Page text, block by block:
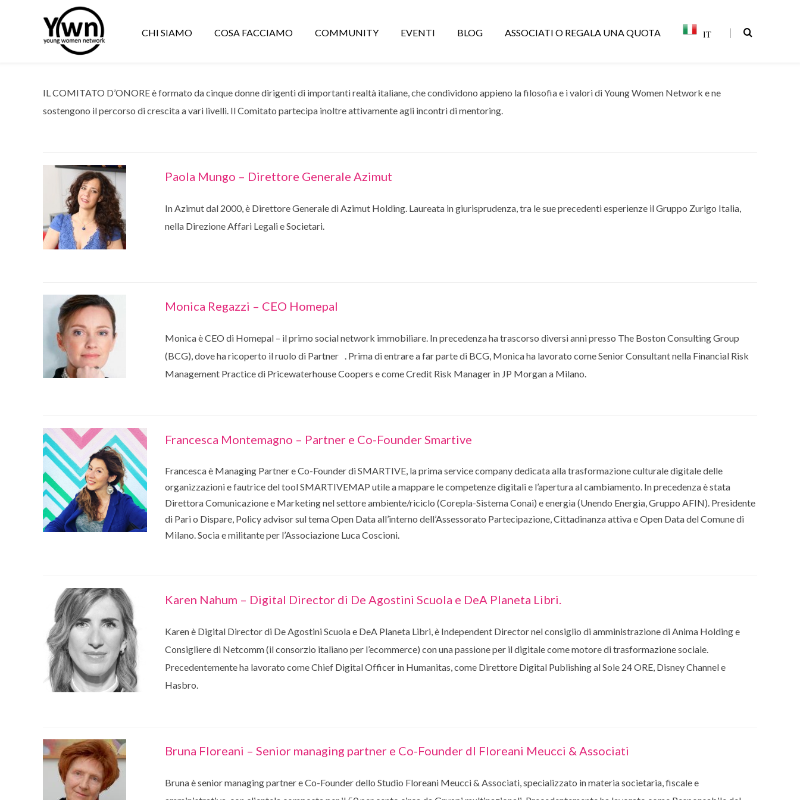
CHI SIAMO COSA FACCIAMO COMMUNITY EVENTI BLOG ASSOCIATI O REGALA UNA QUOTA IT |
IL COMITATO D’ONORE è formato da cinque donne dirigenti di importanti realtà italiane, che condividono appieno la filosofia e i valori di Young Women Network e ne
sostengono il percorso di crescita a vari livelli. Il Comitato partecipa inoltre attivamente agli incontri di mentoring.
Paola Mungo – Direttore Generale Azimut
In Azimut dal 2000, è Direttore Generale di Azimut Holding. Laureata in giurisprudenza, tra le sue precedenti esperienze il Gruppo Zurigo Italia,
nella Direzione Affari Legali e Societari.
Monica Regazzi – CEO Homepal
Monica è CEO di Homepal – il primo social network immobiliare. In precedenza ha trascorso diversi anni presso The Boston Consulting Group
(BCG), dove ha ricoperto il ruolo di Partner . Prima di entrare a far parte di BCG, Monica ha lavorato come Senior Consultant nella Financial Risk
Management Practice di Pricewaterhouse Coopers e come Credit Risk Manager in JP Morgan a Milano.
Francesca Montemagno – Partner e Co-Founder Smartive
Francesca è Managing Partner e Co-Founder di SMARTIVE, la prima service company dedicata alla trasformazione culturale digitale delle
organizzazioni e fautrice del tool SMARTIVEMAP utile a mappare le competenze digitali e l’apertura al cambiamento. In precedenza è stata
Direttora Comunicazione e Marketing nel settore ambiente/riciclo (Corepla-Sistema Conai) e energia (Unendo Energia, Gruppo AFIN). Presidente
di Pari o Dispare, Policy advisor sul tema Open Data all’interno dell’Assessorato Partecipazione, Cittadinanza attiva e Open Data del Comune di
Milano. Socia e militante per l’Associazione Luca Coscioni.
Karen Nahum – Digital Director di De Agostini Scuola e DeA Planeta Libri.
Karen è Digital Director di De Agostini Scuola e DeA Planeta Libri, è Independent Director nel consiglio di amministrazione di Anima Holding e
Consigliere di Netcomm (il consorzio italiano per l’ecommerce) con una passione per il digitale come motore di trasformazione sociale.
Precedentemente ha lavorato come Chief Digital Officer in Humanitas, come Direttore Digital Publishing al Sole 24 ORE, Disney Channel e
Hasbro.
Bruna Floreani – Senior managing partner e Co-Founder dI Floreani Meucci & Associati
Bruna è senior managing partner e Co-Founder dello Studio Floreani Meucci & Associati, specializzato in materia societaria, fiscale e